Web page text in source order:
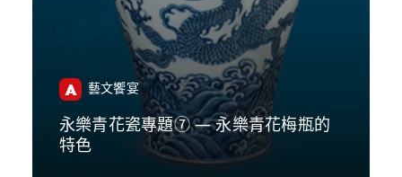
藝文饗宴
永樂青花瓷專題➆ — 永樂青花梅瓶的
特色